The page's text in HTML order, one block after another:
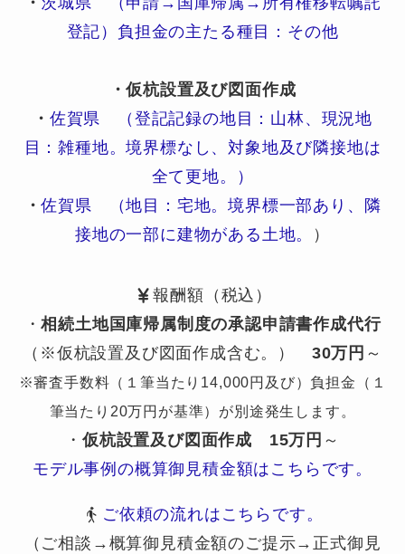
登記）負担金の主たる種目：その他
・仮杭設置及び図面作成
・ 佐賀県 （登記記録の地目：山林、現況地
目：雑種地。境界標なし、対象地及び隣接地は
全て更地。）
・佐賀県 （地目：宅地。境界標一部あり、隣
接地の一部に建物がある土地。
）
報酬額（税込）
・相続土地国庫帰属制度の承認申請書作成代行
（※仮杭設置及び図面作成含む。） 30万円 ～
※審査手数料（１筆当たり14,000円及び）負担金（１
筆当たり20万円が基準）が別途発生します。
・ 仮杭設置及び図面作成 15万円 ～
モデル事例の概算御見積金額はこちらです。
ご依頼の流れはこちらです。
（ご相談→概算御見積金額のご提示→正式御見